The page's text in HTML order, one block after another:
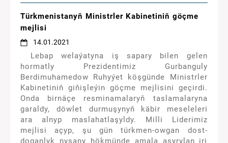
goňşuçylyk we dostlukly türkmen-azerbaýjan
döwletara gatnaşyklarynyň ýokary derejesi
beýan edilýär.
Türkmenistanyň Ministrler Kabinetiniň göçme
mejlisi
14.01.2021
Lebap welaýatyna iş sapary bilen gelen
hormatly Prezidentimiz Gurbanguly
Berdimuhamedow Ruhyýet köşgünde Ministrler
Kabinetiniň giňişleýin göçme mejlisini geçirdi.
Onda birnäçe resminamalaryň taslamalaryna
garaldy, döwlet durmuşynyň käbir meseleleri
ara alnyp maslahatlaşyldy. Milli Liderimiz
mejlisi açyp, şu gün türkmen-owgan dost-
doganlyk nyşany hökmünde amala aşyrylan iri